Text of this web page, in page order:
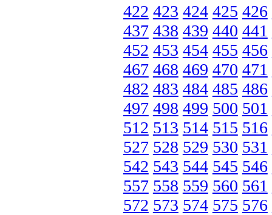
422 423 424 425 426
437 438 439 440 441
452 453 454 455 456
467 468 469 470 471
482 483 484 485 486
497 498 499 500 501
512 513 514 515 516
527 528 529 530 531
542 543 544 545 546
557 558 559 560 561
572 573 574 575 576